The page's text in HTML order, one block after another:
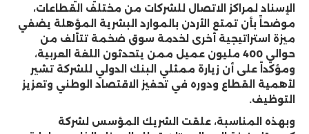
الإسناد لمراكز الاتصال للشركات من مختلف القطاعات،
موضحاً بأن تمتع الأردن بالموارد البشرية المؤهلة يضفي
ميزة استراتيجية أخرى لخدمة سوق ضخمة تتألف من
حوالي 400 مليون عميل ممن يتحدثون اللغة العربية،
ومؤكداً على أن زيارة ممثلي البنك الدولي للشركة تشير
لأهمية القطاع ودوره في تحفيز الاقتصاد الوطني وتعزيز
التوظيف.
وبهذه المناسبة، علقت الشريك المؤسس لشركة